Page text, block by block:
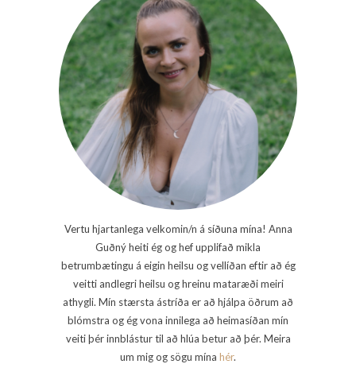
Vertu hjartanlega velkomin/n á síðuna mína! Anna
Guðný heiti ég og hef upplifað mikla
betrumbætingu á eigin heilsu og vellíðan eftir að ég
veitti andlegri heilsu og hreinu mataræði meiri
athygli. Mín stærsta ástríða er að hjálpa öðrum að
blómstra og ég vona innilega að heimasíðan mín
veiti þér innblástur til að hlúa betur að þér. Meira
um mig og sögu mína hér.